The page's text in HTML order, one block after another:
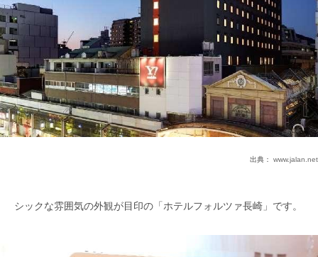
出典： www.jalan.net
シックな雰囲気の外観が目印の「ホテルフォルツァ長崎」です。